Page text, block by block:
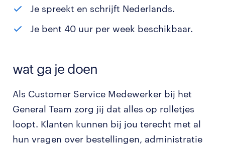
Je spreekt en schrijft Nederlands.
Je bent 40 uur per week beschikbaar.
wat ga je doen
Als Customer Service Medewerker bij het
General Team zorg jij dat alles op rolletjes
loopt. Klanten kunnen bij jou terecht met al
hun vragen over bestellingen, administratie